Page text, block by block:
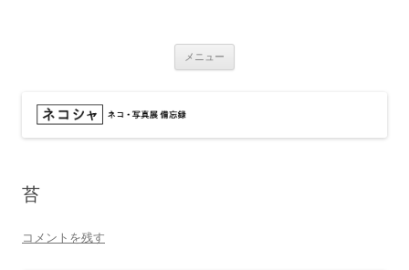
メニュー
苔
コメントを残す